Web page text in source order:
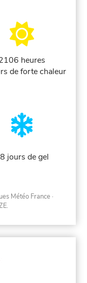
heures
de forte chaleur
jours de gel
Météo France ·